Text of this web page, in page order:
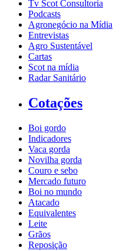
Tv Scot Consultoria
Podcasts
Agronegócio na Mídia
Entrevistas
Agro Sustentável
Cartas
Scot na mídia
Radar Sanitário
Cotações
Boi gordo
Indicadores
Vaca gorda
Novilha gorda
Couro e sebo
Mercado futuro
Boi no mundo
Atacado
Equivalentes
Leite
Grãos
Reposição